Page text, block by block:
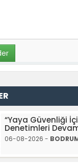
“Yaya Güvenliği
Denetimleri
06-08-2026 -